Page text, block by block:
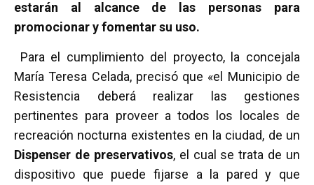
estarán al alcance de las personas para
promocionar y fomentar su uso.
Para el cumplimiento del proyecto, la concejala
María Teresa Celada, precisó que «el Municipio de
Resistencia deberá realizar las gestiones
pertinentes para proveer a todos los locales de
recreación nocturna existentes en la ciudad, de un
Dispenser de preservativos, el cual se trata de un
dispositivo que puede fijarse a la pared y que